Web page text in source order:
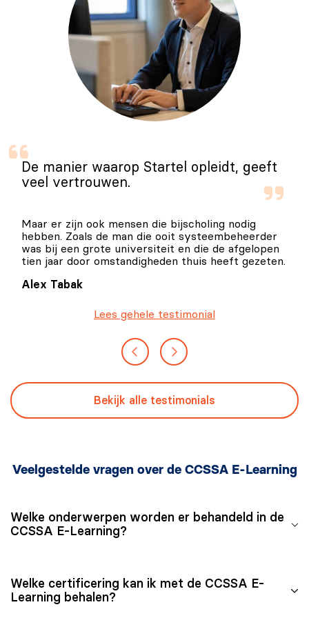
De manier waarop Startel opleidt, geeft
veel vertrouwen.
Maar er zijn ook mensen die bijscholing nodig
hebben. Zoals de man die ooit systeembeheerder
was bij een grote universiteit en die de afgelopen
tien jaar door omstandigheden thuis heeft gezeten.
Alex Tabak
Lees gehele testimonial
Bekijk alle testimonials
Veelgestelde vragen over de CCSSA E-Learning
Welke onderwerpen worden er behandeld in de
CCSSA E-Learning?
behandeld omvatten onder andere het proces van het
auditen (beoordelen) van informatiesystemen, het
Welke certificering kan ik met de CCSSA E-
Learning behalen?